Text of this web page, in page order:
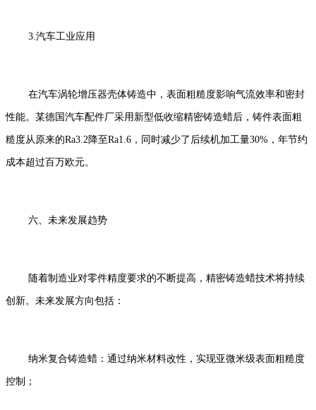
3.汽车工业应用
在汽车涡轮增压器壳体铸造中，表面粗糙度影响气流效率和密封
性能。某德国汽车配件厂采用新型低收缩精密铸造蜡后，铸件表面粗
糙度从原来的Ra3.2降至Ra1.6，同时减少了后续机加工量30%，年节约
成本超过百万欧元。
六、未来发展趋势
随着制造业对零件精度要求的不断提高，精密铸造蜡技术将持续
创新。未来发展方向包括：
纳米复合铸造蜡：通过纳米材料改性，实现亚微米级表面粗糙度
控制；